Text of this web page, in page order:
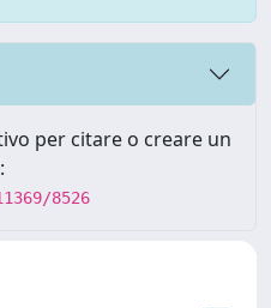
per citare o creare un
8526